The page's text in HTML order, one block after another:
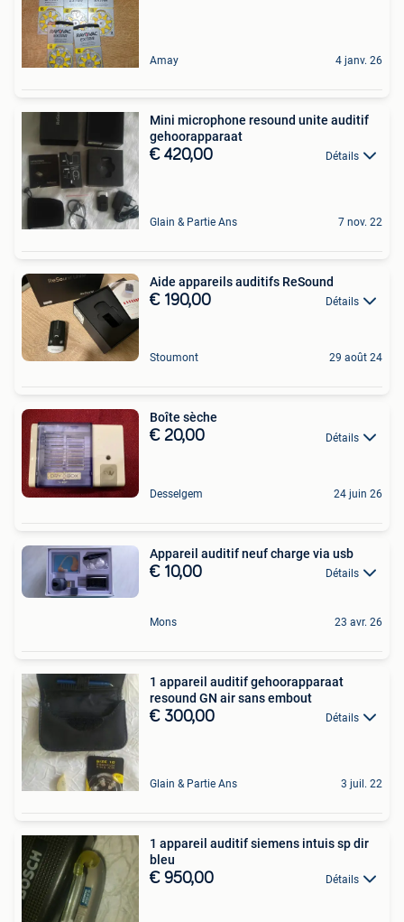
Amay 4 janv. 26
Mini microphone resound unite auditif
gehoorapparaat
€ 420,00 Détails
Glain & Partie Ans 7 nov. 22
Aide appareils auditifs ReSound
€ 190,00 Détails
Stoumont 29 août 24
Boîte sèche
€ 20,00 Détails
Desselgem 24 juin 26
Appareil auditif neuf charge via usb
€ 10,00 Détails
Mons 23 avr. 26
1 appareil auditif gehoorapparaat
resound GN air sans embout
€ 300,00 Détails
Glain & Partie Ans 3 juil. 22
1 appareil auditif siemens intuis sp dir
bleu
€ 950,00 Détails